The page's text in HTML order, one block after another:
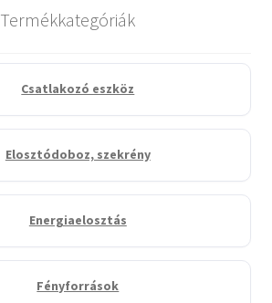
Termékkategóriák
Csatlakozó eszköz
Elosztódoboz, szekrény
Energiaelosztás
Fényforrások